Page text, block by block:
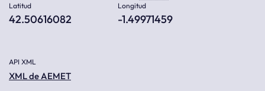
Latitud
42.50616082
Longitud
-1.49971459
API XML
XML de AEMET